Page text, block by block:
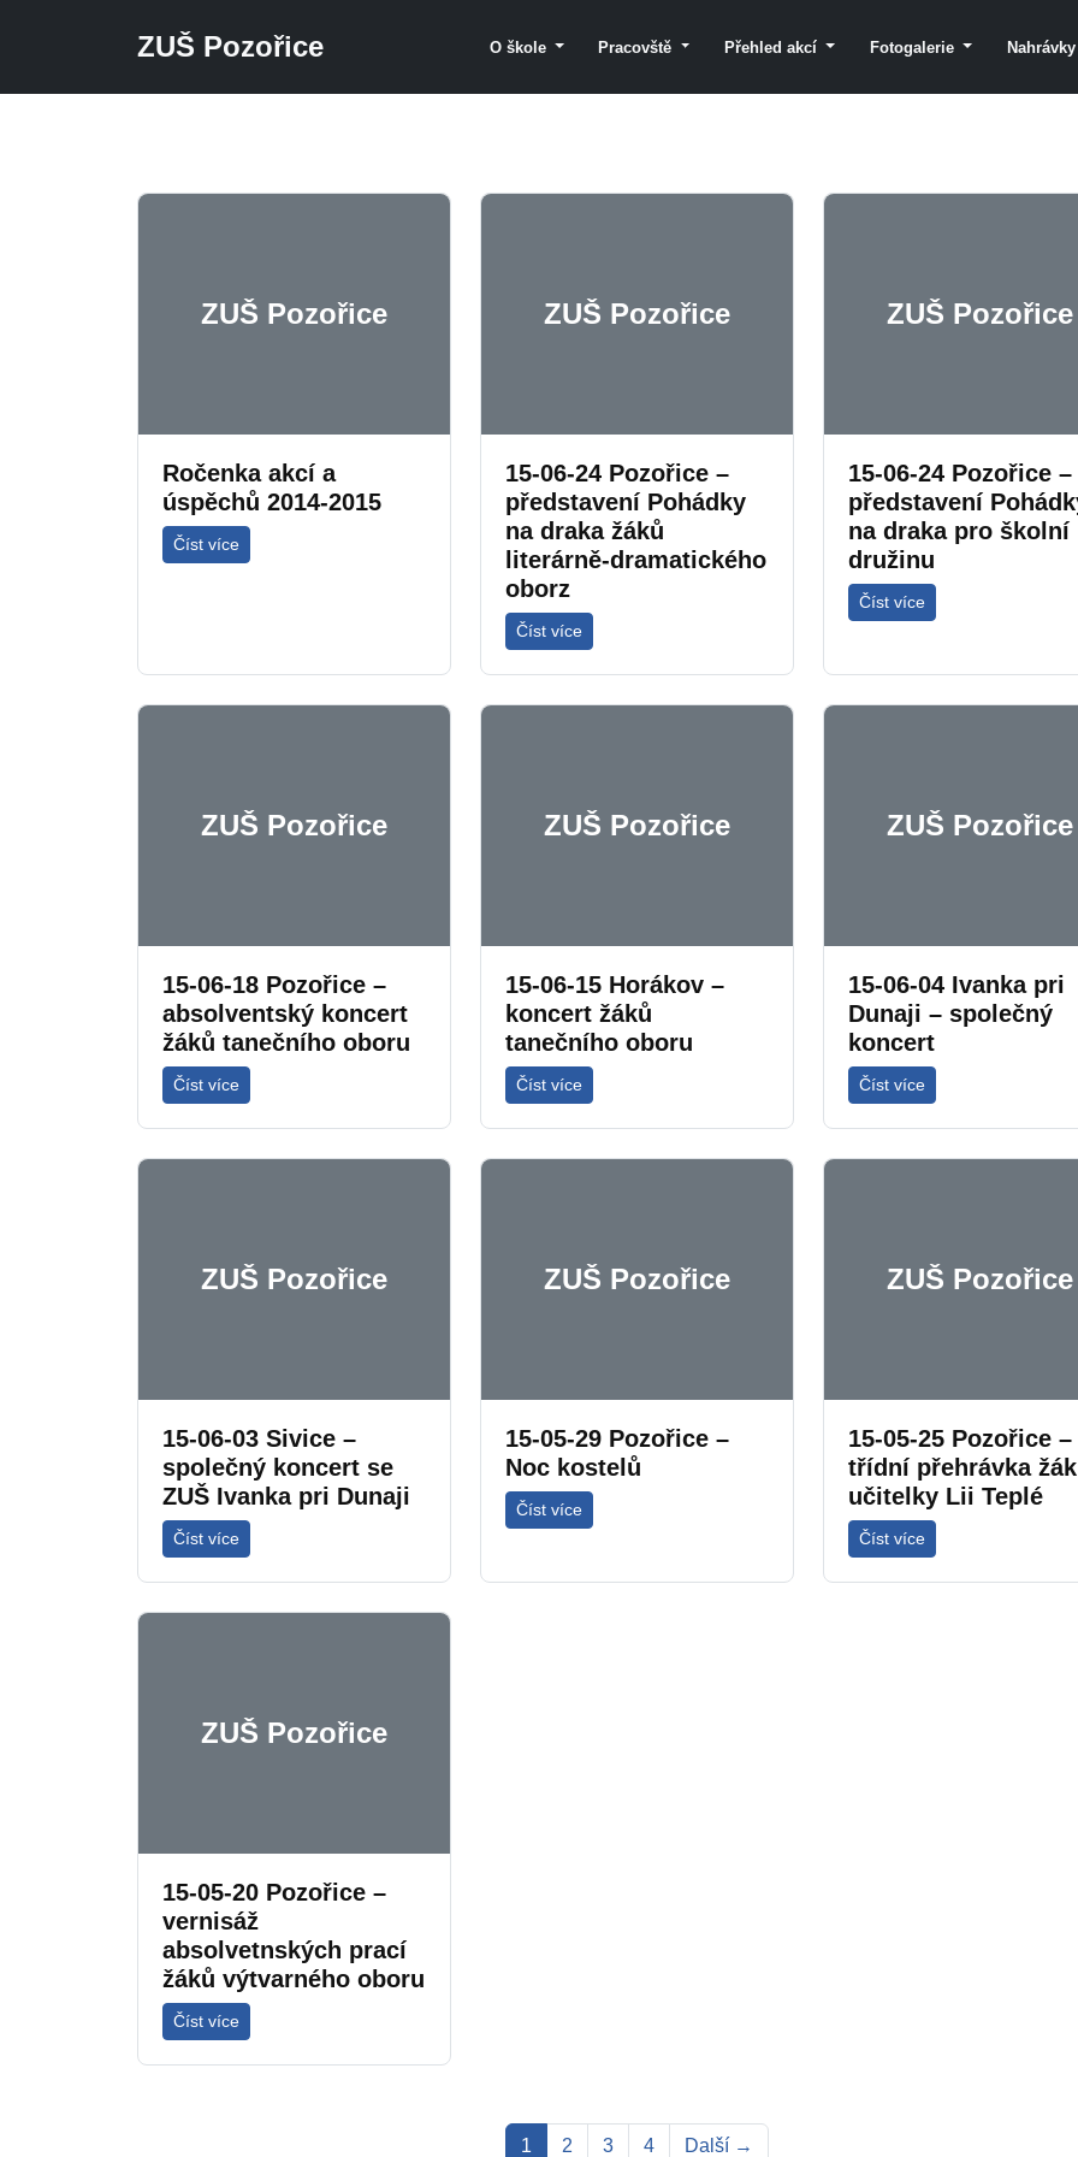
ZUŠ Pozořice O škole Pracovště Přehled akcí Fotogalerie
ZUŠ Pozořice
Ročenka akcí a
úspěchů 2014-2015
Číst více
ZUŠ Pozořice
15-06-24 Pozořice –
představení Pohádky
na draka žáků
literárně-dramatického
oborz
Číst více
ZUŠ Pozořice
15-06-24 Pozořice –
představení
na draka pro školní
družinu
Číst více
ZUŠ Pozořice
15-06-18 Pozořice –
absolventský koncert
žáků tanečního oboru
Číst více
ZUŠ Pozořice
15-06-15 Horákov –
koncert žáků
tanečního oboru
Číst více
ZUŠ Pozořice
15-06-04 Ivanka pri
Dunaji – společný
koncert
Číst více
ZUŠ Pozořice
15-06-03 Sivice –
společný koncert se
ZUŠ Ivanka pri Dunaji
Číst více
ZUŠ Pozořice
15-05-29 Pozořice –
Noc kostelů
Číst více
ZUŠ Pozořice
15-05-25 Pozořice –
třídní přehrávka
učitelky Lii Teplé
Číst více
ZUŠ Pozořice
15-05-20 Pozořice –
vernisáž
absolvetnských prací
žáků výtvarného oboru
Číst více
1 2 3 4 Další →